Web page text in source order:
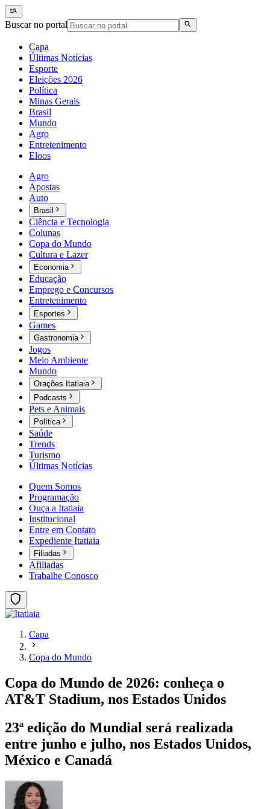
Buscar no portal
Capa
Últimas Notícias
Esporte
Eleições 2026
Política
Minas Gerais
Brasil
Mundo
Agro
Entretenimento
Eloos
Agro
Apostas
Auto
Brasil
Ciência e Tecnologia
Colunas
Copa do Mundo
Cultura e Lazer
Economia
Educação
Emprego e Concursos
Entretenimento
Esportes
Games
Gastronomia
Jogos
Meio Ambiente
Mundo
Orações Itatiaia
Podcasts
Pets e Animais
Política
Saúde
Trends
Turismo
Últimas Notícias
Quem Somos
Programação
Ouça a Itatiaia
Institucional
Entre em Contato
Expediente Itatiaia
Filiadas
Afiliadas
Trabalhe Conosco
Capa
Copa do Mundo
Copa do Mundo de 2026: conheça o
AT&T Stadium, nos Estados Unidos
23ª edição do Mundial será realizada
entre junho e julho, nos Estados Unidos,
México e Canadá